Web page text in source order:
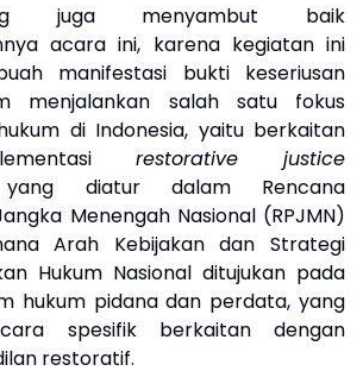
juga menyambut baik
acara ini, karena kegiatan ini
manifestasi bukti keseriusan
menjalankan salah satu fokus
di Indonesia, yaitu berkaitan
restorative justice
yang diatur dalam Rencana
Menengah Nasional (RPJMN)
Arah Kebijakan dan Strategi
Hukum Nasional ditujukan pada
hukum pidana dan perdata, yang
spesifik berkaitan dengan
restoratif.